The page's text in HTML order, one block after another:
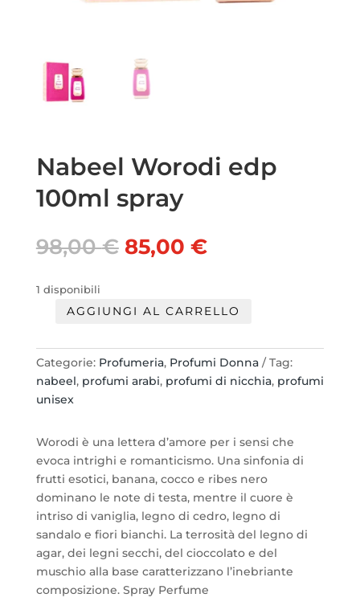
Nabeel Worodi edp
100ml spray
98,00€ Il
prezzo
era:
98,00 €.
85,00 €Il
è:
85,00 €.
1 disponibili
Nabeel
edp
100ml
spray
AGGIUNGI AL CARRELLO
Categorie: Profumeria, Profumi Donna
Tag:
nabeel, profumi arabi, profumi di nicchia, profumi
unisex
Worodi è una lettera d’amore per i sensi che
evoca intrighi e romanticismo. Una sinfonia di
frutti esotici, banana, cocco e ribes nero
dominano le note di testa, mentre il cuore è
intriso di vaniglia, legno di cedro, legno di
sandalo e fiori bianchi. La terrosità del legno di
agar, dei legni secchi, del cioccolato e del
muschio alla base caratterizzano l’inebriante
composizione. Spray Perfume